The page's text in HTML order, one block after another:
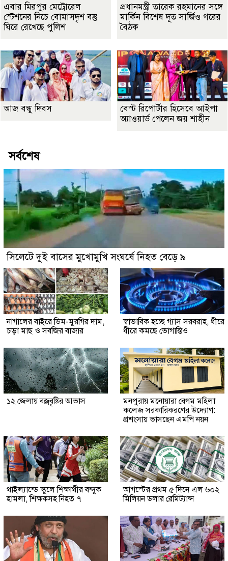
এবার মিরপুর মেট্রোরেল
স্টেশনের নিচে বোমাসদৃশ বস্তু
ঘিরে রেখেছে পুলিশ
প্রধানমন্ত্রী তারেক রহমানের সঙ্গে
মার্কিন বিশেষ দূত সার্জিও গরের
বৈঠক
আজ বন্ধু দিবস
বেস্ট রিপোর্টার হিসেবে আইপা
অ্যাওয়ার্ড পেলেন জয় শাহীন
সর্বশেষ
সিলেটে দুই বাসের মুখোমুখি সংঘর্ষে নিহত বেড়ে ৯
নাগালের বাইরে ডিম-মুরগির দাম,
চড়া মাছ ও সবজির বাজার
স্বাভাবিক হচ্ছে গ্যাস সরবরাহ, ধীরে
ধীরে কমছে ভোগান্তিও
১২ জেলায় বজ্রবৃষ্টির আভাস
মনপুরায় মনোয়ারা বেগম মহিলা
কলেজ সরকারিকরণের উদ্যোগ:
প্রশংসায় ভাসছেন এমপি নয়ন
থাইল্যান্ডে স্কুলে শিক্ষার্থীর বন্দুক
হামলা, শিক্ষকসহ নিহত ৭
আগস্টের প্রথম ৫ দিনে এল ৬০২
মিলিয়ন ডলার রেমিট্যান্স